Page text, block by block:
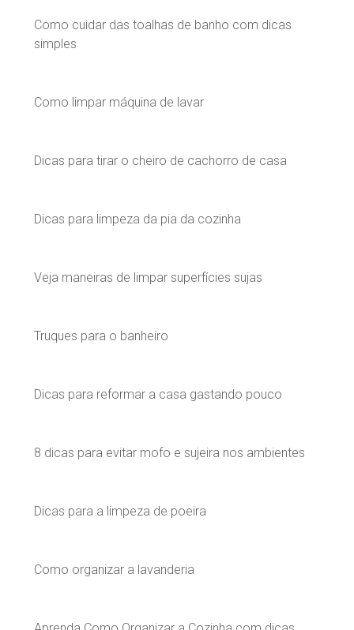
Como cuidar das toalhas de banho com dicas
simples
Como limpar máquina de lavar
Dicas para tirar o cheiro de cachorro de casa
Dicas para limpeza da pia da cozinha
Veja maneiras de limpar superfícies sujas
Truques para o banheiro
Dicas para reformar a casa gastando pouco
8 dicas para evitar mofo e sujeira nos ambientes
Dicas para a limpeza de poeira
Como organizar a lavanderia